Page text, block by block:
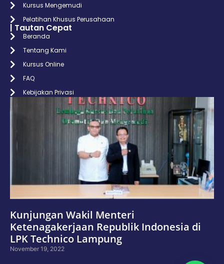
Kursus Mengemudi
Pelatihan Khusus Perusahaan
| Tautan Cepat
Beranda
Tentang Kami
Kursus Online
FAQ
Kebijakan Privasi
Kunjungan Wakil Menteri
Ketenagakerjaan Republik Indonesia di
LPK Technico Lampung
November 19, 2022